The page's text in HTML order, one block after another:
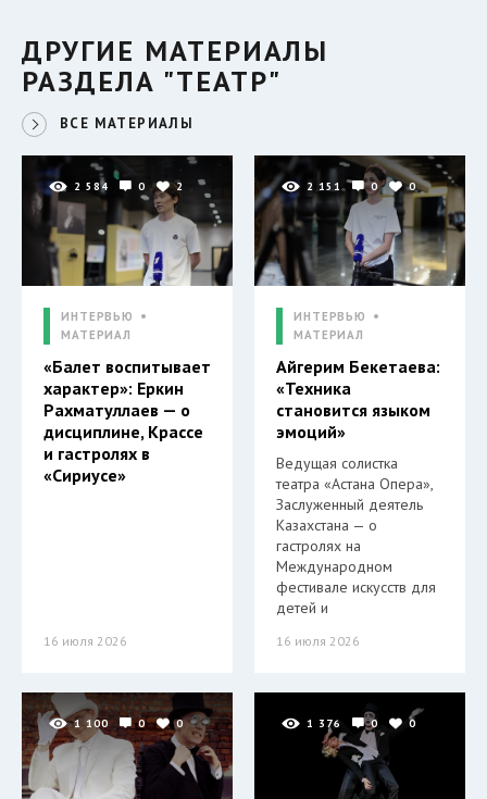
ДРУГИЕ МАТЕРИАЛЫ
РАЗДЕЛА "ТЕАТР"
ВСЕ МАТЕРИАЛЫ
2 584 0 2
ИНТЕРВЬЮ
МАТЕРИАЛ
«Балет воспитывает
характер»: Еркин
Рахматуллаев — о
дисциплине, Крассе
и гастролях в
«Сириусе»
16 июля 2026
2 151 0 0
ИНТЕРВЬЮ
МАТЕРИАЛ
Айгерим Бекетаева:
«Техника
становится языком
эмоций»
Ведущая солистка
театра «Астана Опера»,
Заслуженный деятель
Казахстана — о
гастролях на
Международном
фестивале искусств для
детей и
16 июля 2026
1 100 0 0 1 376 0 0